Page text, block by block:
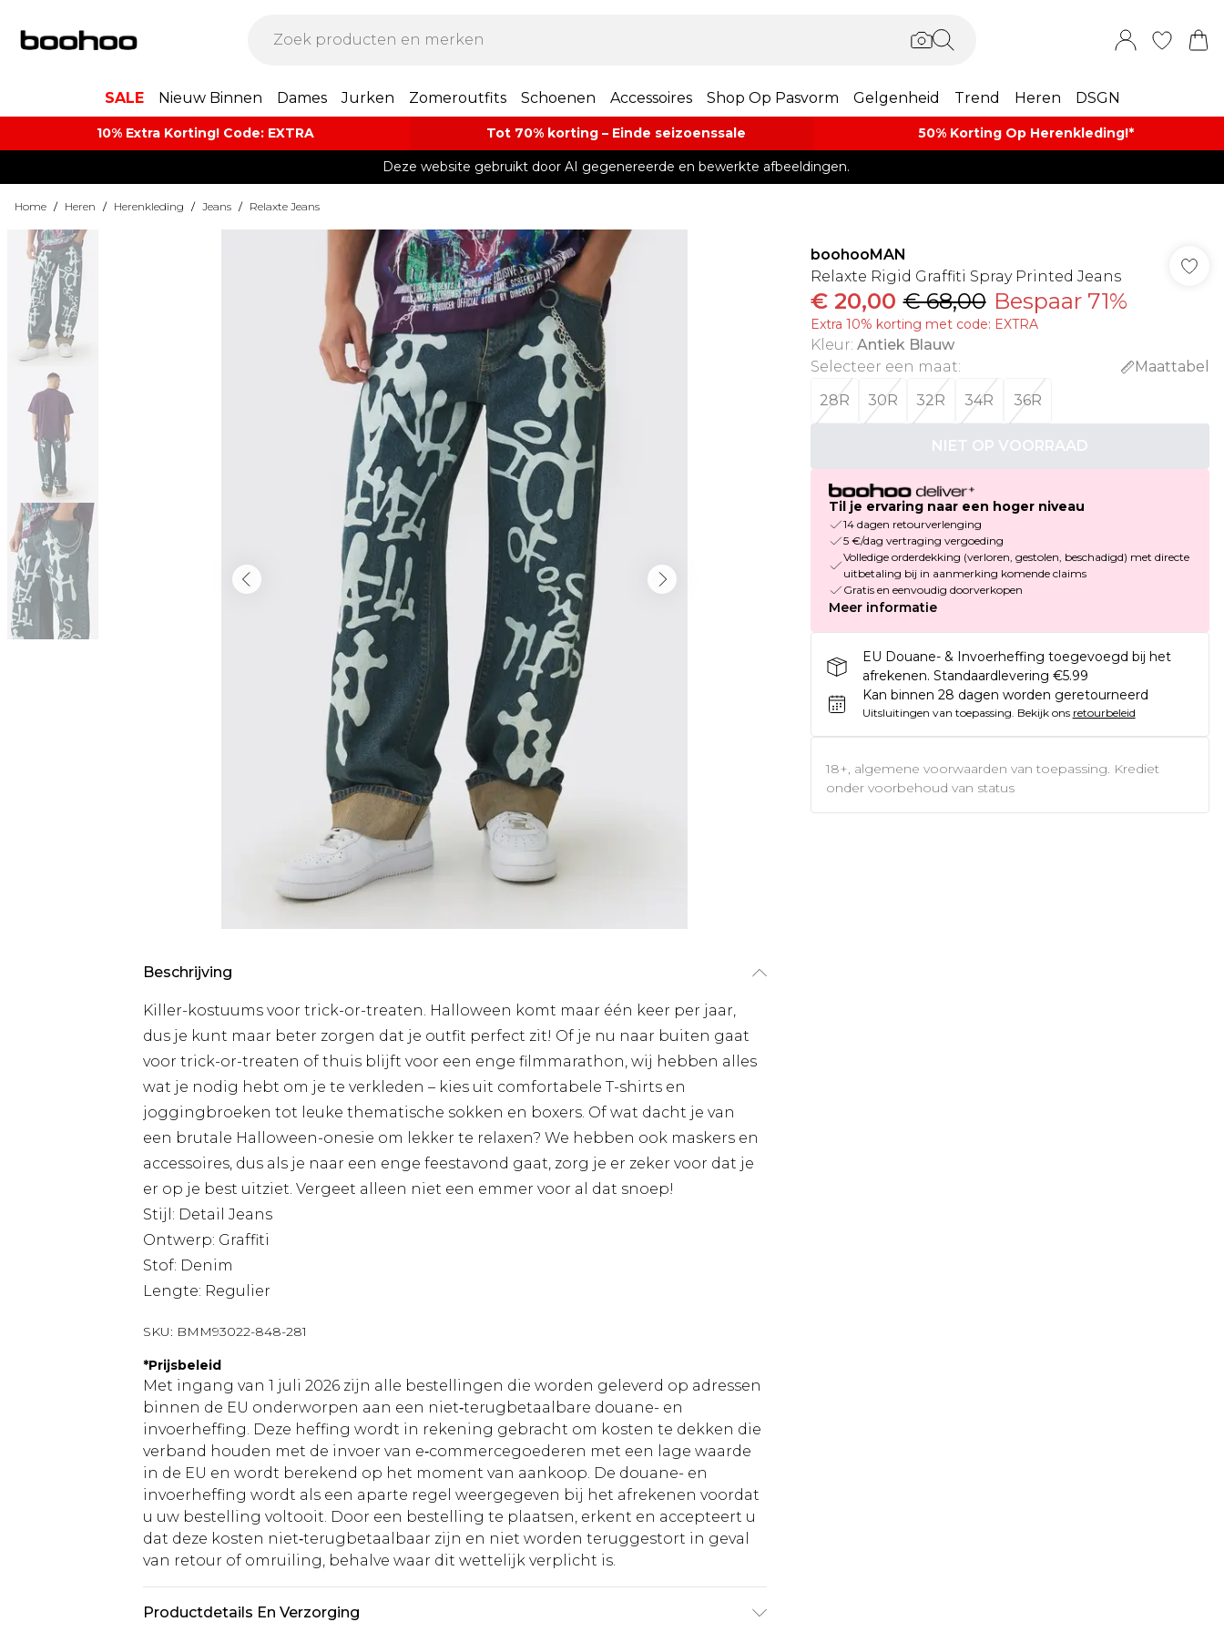
SALE Nieuw Binnen Dames Jurken Zomeroutfits Schoenen Accessoires Shop Op Pasvorm Gelgenheid Trend Heren DSGN
10% Extra Korting! Code: EXTRA​ Tot 70% korting – Einde seizoenssale 50% Korting Op Herenkleding​!*​
Deze website gebruikt door AI gegenereerde en bewerkte afbeeldingen.
Home / Heren / Herenkleding / Jeans / Relaxte Jeans
Beschrijving
Killer-kostuums voor trick-or-treaten. Halloween komt maar één keer per jaar,
dus je kunt maar beter zorgen dat je outfit perfect zit! Of je nu naar buiten gaat
voor trick-or-treaten of thuis blijft voor een enge filmmarathon, wij hebben alles
wat je nodig hebt om je te verkleden – kies uit comfortabele T-shirts en
joggingbroeken tot leuke thematische sokken en boxers. Of wat dacht je van
een brutale Halloween-onesie om lekker te relaxen? We hebben ook maskers en
accessoires, dus als je naar een enge feestavond gaat, zorg je er zeker voor dat je
er op je best uitziet. Vergeet alleen niet een emmer voor al dat snoep!
Stijl: Detail Jeans
Ontwerp: Graffiti
Stof: Denim
Lengte: Regulier
SKU: BMM93022-848-281
*Prijsbeleid
Met ingang van 1 juli 2026 zijn alle bestellingen die worden geleverd op adressen
binnen de EU onderworpen aan een niet‑terugbetaalbare douane- en
invoerheffing. Deze heffing wordt in rekening gebracht om kosten te dekken die
verband houden met de invoer van e‑commercegoederen met een lage waarde
in de EU en wordt berekend op het moment van aankoop. De douane- en
invoerheffing wordt als een aparte regel weergegeven bij het afrekenen voordat
u uw bestelling voltooit. Door een bestelling te plaatsen, erkent en accepteert u
dat deze kosten niet‑terugbetaalbaar zijn en niet worden teruggestort in geval
van retour of omruiling, behalve waar dit wettelijk verplicht is.
Productdetails En Verzorging
boohooMAN
Relaxte Rigid Graffiti Spray Printed Jeans
€ 20,00 € 68,00 Bespaar 71%
Extra 10% korting met code: EXTRA
Kleur: Antiek Blauw
Selecteer een maat:
Maattabel
28R
30R 32R 34R 36R
NIET OP VOORRAAD
Til je ervaring naar een hoger niveau
14 dagen retourverlenging
5 €/dag vertraging vergoeding
Volledige orderdekking (verloren, gestolen, beschadigd) met directe
uitbetaling bij in aanmerking komende claims
Gratis en eenvoudig doorverkopen
Meer informatie
EU Douane- & Invoerheffing toegevoegd bij het
afrekenen. Standaardlevering €5.99
Kan binnen 28 dagen worden geretourneerd
Uitsluitingen van toepassing. Bekijk ons retourbeleid
18+, algemene voorwaarden van toepassing. Krediet
onder voorbehoud van status